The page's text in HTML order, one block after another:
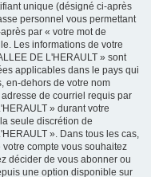
unique (désigné ci-après
personnel vous permettant
par « votre mot de
Les informations de votre
DE L'HERAULT » sont
applicables dans le pays qui
en-dehors de votre nom
de courriel requis par
» durant votre
seule discrétion de
». Dans tous les cas,
compte vous souhaitez
décider de vous abonner ou
une option disponible sur